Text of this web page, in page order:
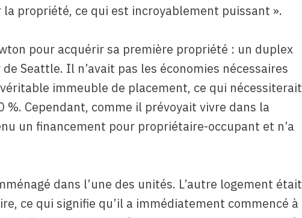
la propriété, ce qui est incroyablement puissant ».
pour acquérir sa première propriété : un duplex
Seattle. Il n’avait pas les économies nécessaires
immeuble de placement, ce qui nécessiterait
%. Cependant, comme il prévoyait vivre dans la
un financement pour propriétaire-occupant et n’a
dans l’une des unités. L’autre logement était
ce qui signifie qu’il a immédiatement commencé à